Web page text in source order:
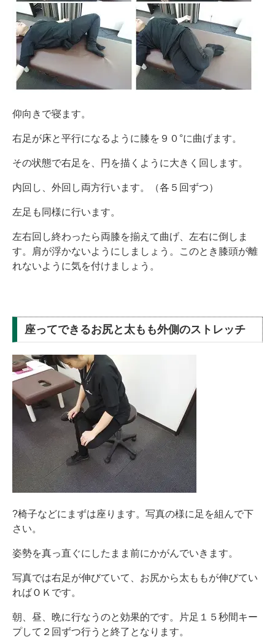
仰向きで寝ます。
右足が床と平行になるように膝を９０°に曲げます。
その状態で右足を、円を描くように大きく回します。
内回し、外回し両方行います。（各５回ずつ）
左足も同様に行います。
左右回し終わったら両膝を揃えて曲げ、左右に倒しま
す。肩が浮かないようにしましょう。このとき膝頭が離
れないように気を付けましょう。
座ってできるお尻と太もも外側のストレッチ
?椅子などにまずは座ります。写真の様に足を組んで下
さい。
姿勢を真っ直ぐにしたまま前にかがんでいきます。
写真では右足が伸びていて、お尻から太ももが伸びてい
ればＯＫです。
朝、昼、晩に行なうのと効果的です。片足１５秒間キー
プして２回ずつ行うと終了となります。